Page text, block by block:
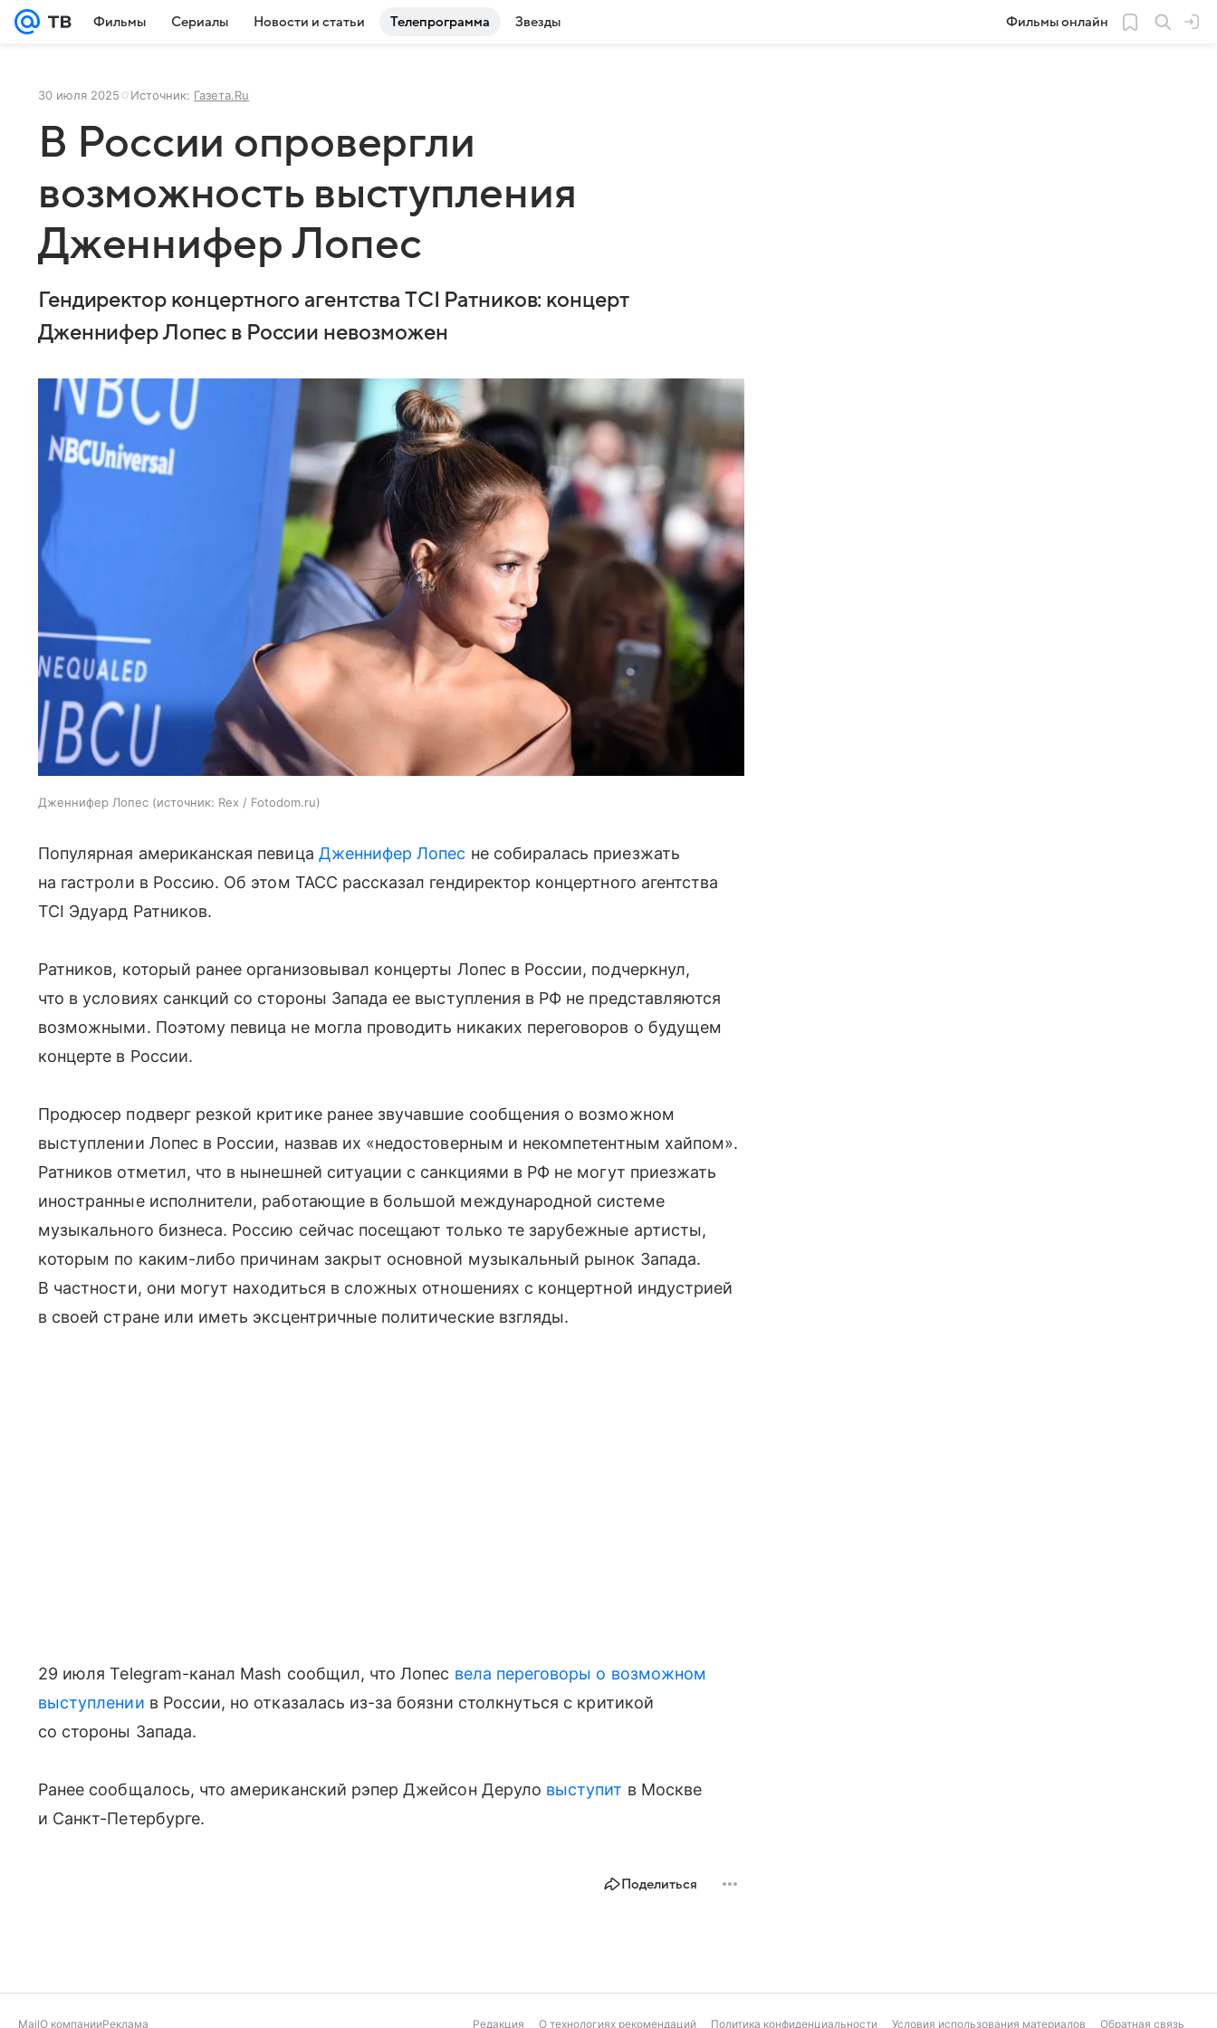
Фильмы Сериалы Новости и статьи Телепрограмма Звезды Фильмы онлайн
30 июля 2025 Источник: Газета.Ru
В России опровергли
возможность выступления
Дженнифер Лопес
Гендиректор концертного агентства TCI Ратников: концерт
Дженнифер Лопес в России невозможен
Дженнифер Лопес источник: Rex / Fotodom.ru
Популярная американская певица Дженнифер Лопес не собиралась приезжать
на гастроли в Россию. Об этом ТАСС рассказал гендиректор концертного агентства
TCI Эдуард Ратников.
Ратников, который ранее организовывал концерты Лопес в России, подчеркнул,
что в условиях санкций со стороны Запада ее выступления в РФ не представляются
возможными. Поэтому певица не могла проводить никаких переговоров о будущем
концерте в России.
Продюсер подверг резкой критике ранее звучавшие сообщения о возможном
выступлении Лопес в России, назвав их «недостоверным и некомпетентным хайпом».
Ратников отметил, что в нынешней ситуации с санкциями в РФ не могут приезжать
иностранные исполнители, работающие в большой международной системе
музыкального бизнеса. Россию сейчас посещают только те зарубежные артисты,
которым по каким-либо причинам закрыт основной музыкальный рынок Запада.
В частности, они могут находиться в сложных отношениях с концертной индустрией
в своей стране или иметь эксцентричные политические взгляды.
29 июля Telegram-канал Mash сообщил, что Лопес вела переговоры о возможном
выступлении в России, но отказалась из-за боязни столкнуться с критикой
со стороны Запада.
Ранее сообщалось, что американский рэпер Джейсон Деруло выступит в Москве
и Санкт-Петербурге.
Поделиться
MailО компанииРеклама Редакция О технологиях рекомендаций Политика конфиденциальности Условия использования материалов Обратная связь